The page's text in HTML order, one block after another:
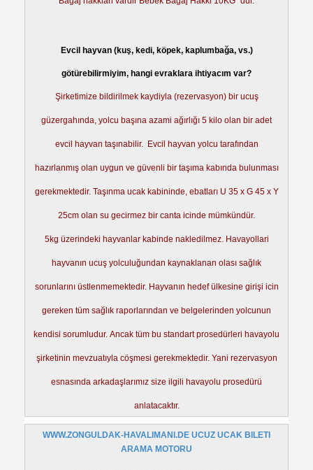
Evcil hayvan (kuş, kedi, köpek, kaplumbağa, vs.)
götürebilirmiyim, hangi evraklara ihtiyacım var?
Şirketimize bildirilmek kaydiyla(rezervasyon) bir ucuş
güzergahında, yolcu başına azami ağırlığı 5 kilo olan bir adet
evcil hayvan taşınabilir. Evcil hayvan yolcu tarafından
hazırlanmış olan uygun ve güvenli bir taşıma kabında bulunması
gerekmektedir. Taşınma ucak kabininde, ebatları U 35 x G 45 x Y
25cm olan su gecirmez bir canta icinde mümkündür.
5kg üzerindeki hayvanlar kabinde nakledilmez. Havayollari
hayvanın ucuş yolculuğundan kaynaklanan olası sağlık
sorunlarını üstlenmemektedir. Hayvanın hedef ülkesine girişi icin
gereken tüm sağlık raporlarından ve belgelerinden yolcunun
kendisi sorumludur. Ancak tüm bu standart prosedürleri havayolu
şirketinin mevzuatıyla cöşmesi gerekmektedir. Yani rezervasyon
esnasında arkadaşlarımız size ilgili havayolu prosedürü
anlatacaktır.
WWW.ZONGULDAK-HAVALIMANI.DE UCUZ UCAK BILETI
ARAMA MOTORU